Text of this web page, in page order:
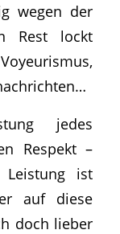
wegen der
Rest lockt
jedes
Respekt –
ist
auf diese
doch lieber